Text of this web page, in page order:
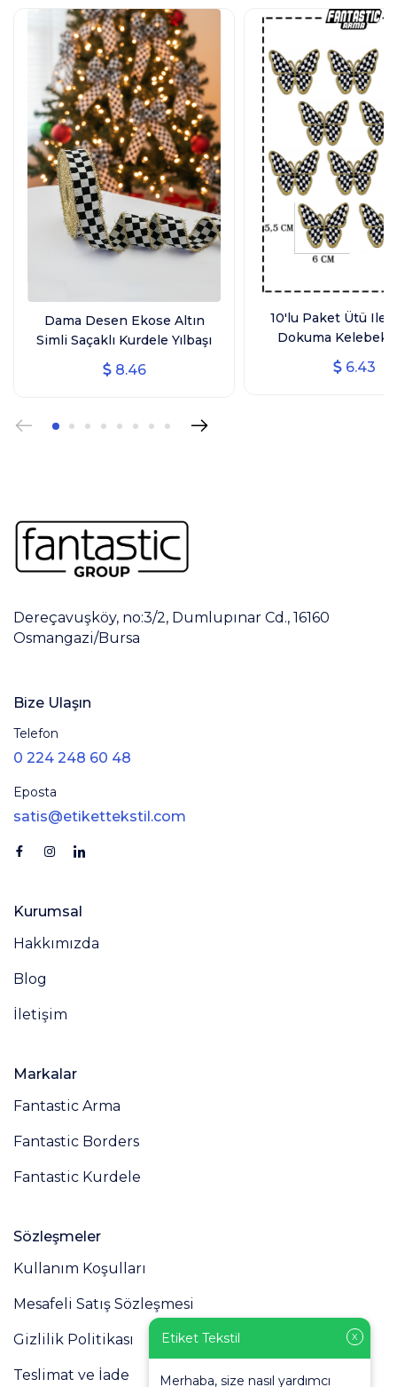
Dama Desen Ekose Altın
Simli Saçaklı Kurdele Yılbaşı
Kurdelesi (3 CM GENİŞLİK - 10
MT UZUNLUK)
8.46
10'lu Paket Ütü Ile
Dokuma Kelebek
Arma, Ev Tekstili,
Kelebek
6.43
Dereçavuşköy, no:3/2, Dumlupınar Cd., 16160
Osmangazi/Bursa
Bize Ulaşın
Telefon
0 224 248 60 48
Eposta
satis@etikettekstil.com
Kurumsal
Hakkımızda
Blog
İletişim
Markalar
Fantastic Arma
Fantastic Borders
Fantastic Kurdele
Sözleşmeler
Kullanım Koşulları
Mesafeli Satış Sözleşmesi
Gizlilik Politikası
Teslimat ve İade
X
Etiket Tekstil
Merhaba, size nasıl yardımcı